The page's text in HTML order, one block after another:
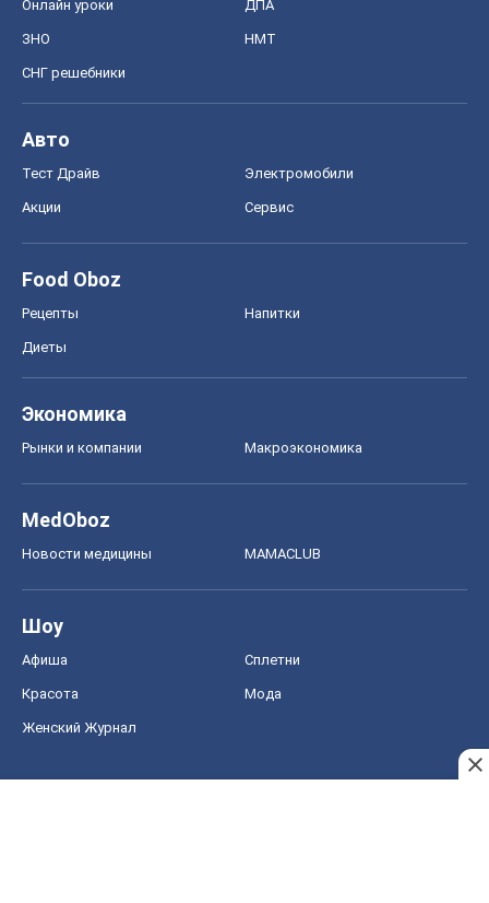
Онлайн уроки ДПА
ЗНО НМТ
СНГ решебники
Авто
Тест Драйв Электромобили
Акции Сервис
Food Oboz
Рецепты Напитки
Диеты
Экономика
Рынки и компании Mакроэкономика
MedOboz
Новости медицины MAMACLUB
Шоу
Афиша Сплетни
Красота Мода
Женский Журнал